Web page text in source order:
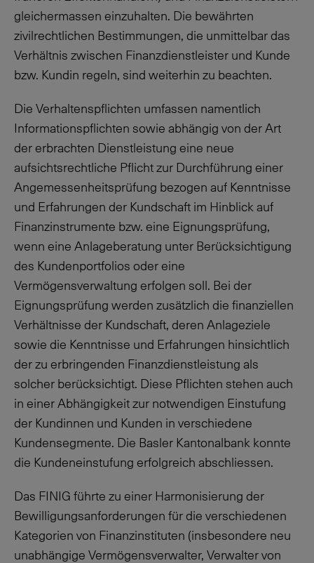
gleichermassen einzuhalten. Die bewährten
zivilrechtlichen Bestimmungen, die unmittelbar das
Verhältnis zwischen Finanzdienstleister und Kunde
bzw. Kundin regeln, sind weiterhin zu beachten.
Die Verhaltenspflichten umfassen namentlich
Informationspflichten sowie abhängig von der Art
der erbrachten Dienstleistung eine neue
aufsichtsrechtliche Pflicht zur Durchführung einer
Angemessenheitsprüfung bezogen auf Kenntnisse
und Erfahrungen der Kundschaft im Hinblick auf
Finanzinstrumente bzw. eine Eignungsprüfung,
wenn eine Anlageberatung unter Berücksichtigung
des Kundenportfolios oder eine
Vermögensverwaltung erfolgen soll. Bei der
Eignungsprüfung werden zusätzlich die finanziellen
Verhältnisse der Kundschaft, deren Anlageziele
sowie die Kenntnisse und Erfahrungen hinsichtlich
der zu erbringenden Finanzdienstleistung als
solcher berücksichtigt. Diese Pflichten stehen auch
in einer Abhängigkeit zur notwendigen Einstufung
der Kundinnen und Kunden in verschiedene
Kundensegmente. Die Basler Kantonalbank konnte
die Kundeneinstufung erfolgreich abschliessen.
Das FINIG führte zu einer Harmonisierung der
Bewilligungsanforderungen für die verschiedenen
Kategorien von Finanzinstituten (insbesondere neu
unabhängige Vermögensverwalter, Verwalter von